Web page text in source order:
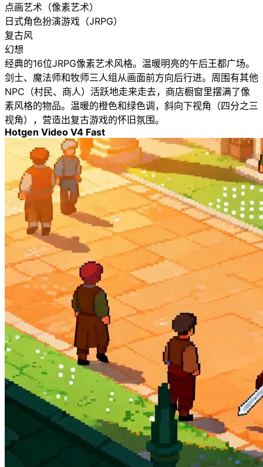
点画艺术（像素艺术）
日式角色扮演游戏（JRPG）
复古风
幻想
经典的16位JRPG像素艺术风格。温暖明亮的午后王都广场。
剑士、魔法师和牧师三人组从画面前方向后行进。周围有其他
NPC（村民、商人）活跃地走来走去，商店橱窗里摆满了像
素风格的物品。温暖的橙色和绿色调，斜向下视角（四分之三
视角），营造出复古游戏的怀旧氛围。
Hotgen Video V4 Fast